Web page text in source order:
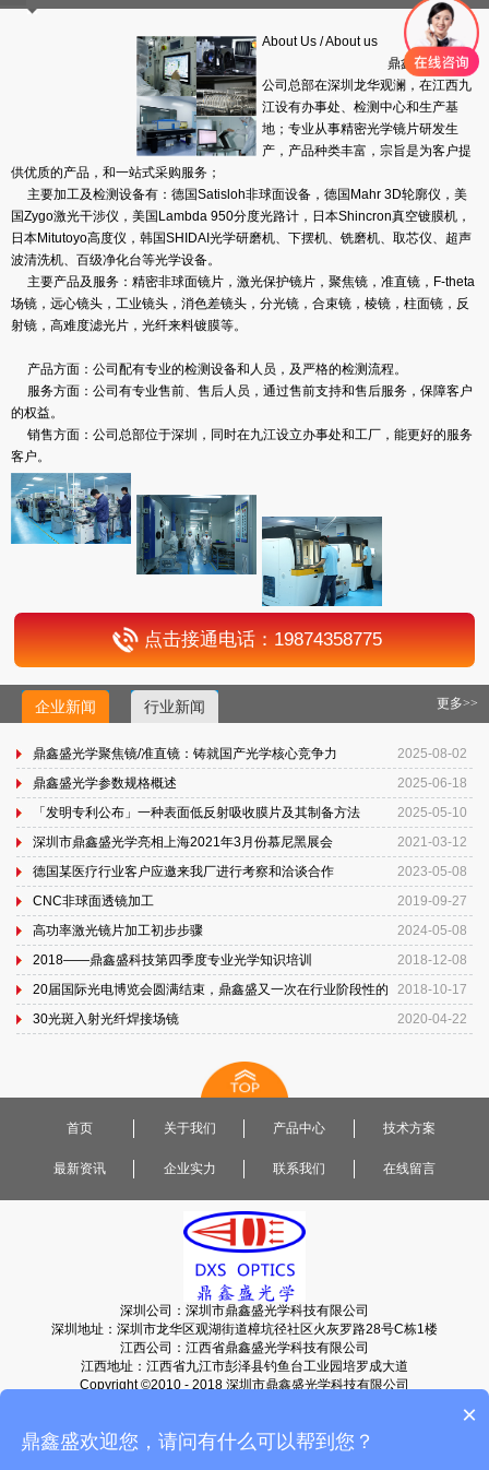
About Us /About us
鼎鑫盛光学，
公司总部在深圳龙华观澜，在江西九
江设有办事处、检测中心和生产基
地；专业从事精密光学镜片研发生
产，产品种类丰富，宗旨是为客户提
供优质的产品，和一站式采购服务；
主要加工及检测设备有：德国Satisloh非球面设备，德国Mahr 3D轮廓仪，美
国Zygo激光干涉仪，美国Lambda 950分度光路计，日本Shincron真空镀膜机，
日本Mitutoyo高度仪，韩国SHIDAI光学研磨机、下摆机、铣磨机、取芯仪、超声
波清洗机、百级净化台等光学设备。
主要产品及服务：精密非球面镜片，激光保护镜片，聚焦镜，准直镜，F-theta
场镜，远心镜头，工业镜头，消色差镜头，分光镜，合束镜，棱镜，柱面镜，反
射镜，高难度滤光片，光纤来料镀膜等。
产品方面：公司配有专业的检测设备和人员，及严格的检测流程。
服务方面：公司有专业售前、售后人员，通过售前支持和售后服务，保障客户
的权益。
销售方面：公司总部位于深圳，同时在九江设立办事处和工厂，能更好的服务
客户。
点击接通电话：19874358775
更多>>
企业新闻 行业新闻
2025-08-02
鼎鑫盛光学聚焦镜/准直镜：铸就国产光学核心竞争力
2025-06-18
鼎鑫盛光学参数规格概述
2025-05-10
「发明专利公布」一种表面低反射吸收膜片及其制备方法
2021-03-12
深圳市鼎鑫盛光学亮相上海2021年3月份慕尼黑展会
2023-05-08
德国某医疗行业客户应邀来我厂进行考察和洽谈合作
2019-09-27
CNC非球面透镜加工
2024-05-08
高功率激光镜片加工初步步骤
2018-12-08
2018——鼎鑫盛科技第四季度专业光学知识培训
2018-10-17
20届国际光电博览会圆满结束，鼎鑫盛又一次在行业阶段性的
提升...
2020-04-22
30光斑入射光纤焊接场镜
首页 关于我们 产品中心 技术方案
最新资讯 企业实力 联系我们 在线留言
深圳公司：深圳市鼎鑫盛光学科技有限公司
深圳地址：深圳市龙华区观湖街道樟坑径社区火灰罗路28号C栋1楼
江西公司：江西省鼎鑫盛光学科技有限公司
江西地址：江西省九江市彭泽县钓鱼台工业园培罗成大道
Copyright ©2010 - 2018 深圳市鼎鑫盛光学科技有限公司
×
鼎鑫盛欢迎您，请问有什么可以帮到您？‌